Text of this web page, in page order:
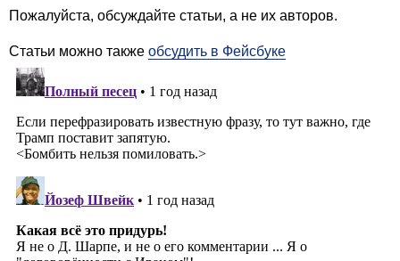
Пожалуйста, обсуждайте статьи, а не их авторов.
Статьи можно также обсудить в Фейсбуке